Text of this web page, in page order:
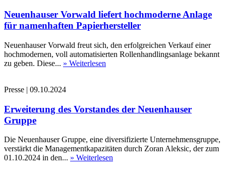
Neuenhauser Vorwald liefert hochmoderne Anlage
für namenhaften Papierhersteller
Neuenhauser Vorwald freut sich, den erfolgreichen Verkauf einer
hochmodernen, voll automatisierten Rollenhandlingsanlage bekannt
zu geben. Diese... » Weiterlesen
Presse | 09.10.2024
Erweiterung des Vorstandes der Neuenhauser
Gruppe
Die Neuenhauser Gruppe, eine diversifizierte Unternehmensgruppe,
verstärkt die Managementkapazitäten durch Zoran Aleksic, der zum
01.10.2024 in den... » Weiterlesen